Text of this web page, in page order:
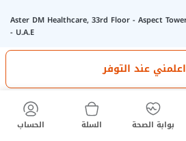
اعلمني عند التوفر
Aster DM Healthcare, 33rd Floor - Aspect
- U.A.E
بوابة الصحة السلة الحساب